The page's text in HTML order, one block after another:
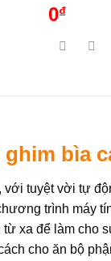
0₫
bìa
tuyệt vời tự
trình máy
xa để làm cho
cho ăn bộ